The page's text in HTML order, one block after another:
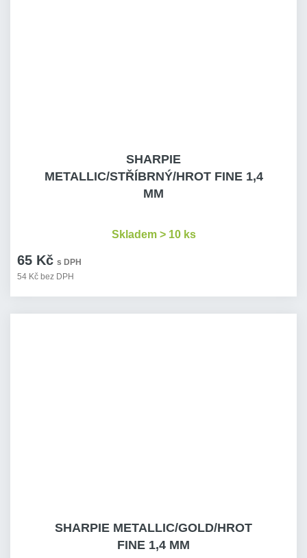
SHARPIE
METALLIC/STŘÍBRNÝ/HROT FINE 1,4
MM
65 Kč s DPH
54 Kč bez DPH
Skladem > 10 ks
SHARPIE METALLIC/GOLD/HROT
FINE 1,4 MM